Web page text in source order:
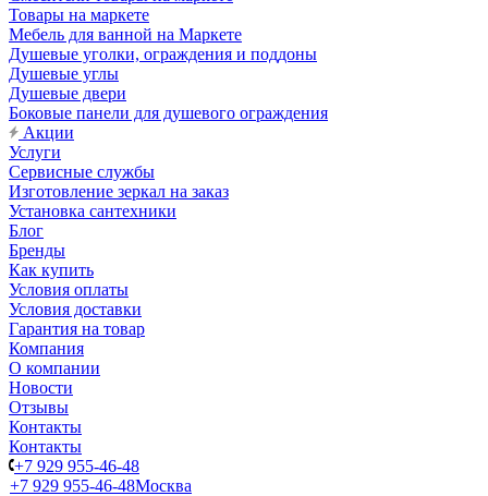
Товары на маркете
Мебель для ванной на Маркете
Душевые уголки, ограждения и поддоны
Душевые углы
Душевые двери
Боковые панели для душевого ограждения
Акции
Услуги
Сервисные службы
Изготовление зеркал на заказ
Установка сантехники
Блог
Бренды
Как купить
Условия оплаты
Условия доставки
Гарантия на товар
Компания
О компании
Новости
Отзывы
Контакты
Контакты
+7 929 955-46-48
+7 929 955-46-48Москва